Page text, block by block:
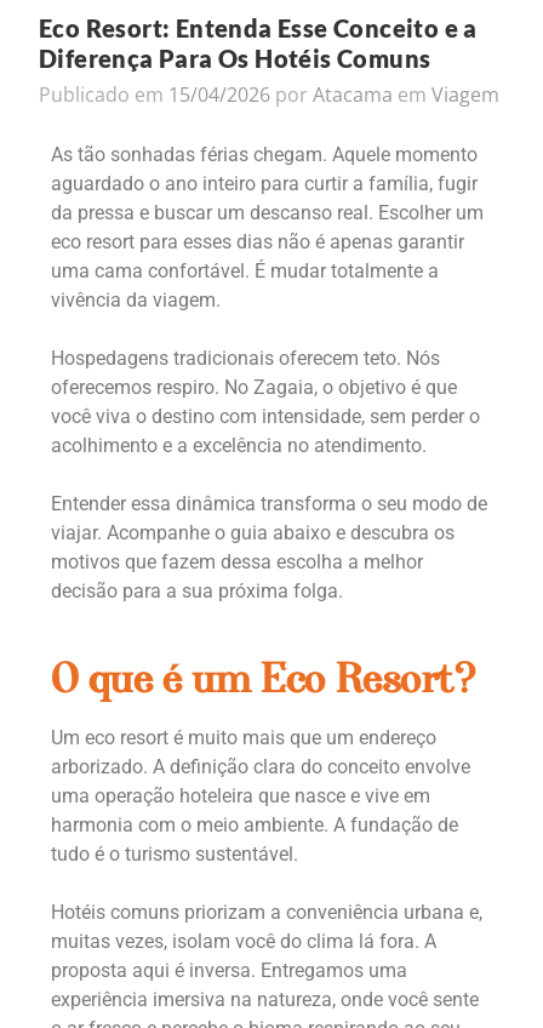
Eco Resort: Entenda Esse Conceito e a
Diferença Para Os Hotéis Comuns
Publicado em 15/04/2026 por Atacama em Viagem
As tão sonhadas férias chegam. Aquele momento
aguardado o ano inteiro para curtir a família, fugir
da pressa e buscar um descanso real. Escolher um
eco resort para esses dias não é apenas garantir
uma cama confortável. É mudar totalmente a
vivência da viagem.
Hospedagens tradicionais oferecem teto. Nós
oferecemos respiro. No Zagaia, o objetivo é que
você viva o destino com intensidade, sem perder o
acolhimento e a excelência no atendimento.
Entender essa dinâmica transforma o seu modo de
viajar. Acompanhe o guia abaixo e descubra os
motivos que fazem dessa escolha a melhor
decisão para a sua próxima folga.
O que é um Eco Resort?
Um eco resort é muito mais que um endereço
arborizado. A definição clara do conceito envolve
uma operação hoteleira que nasce e vive em
harmonia com o meio ambiente. A fundação de
tudo é o turismo sustentável.
Hotéis comuns priorizam a conveniência urbana e,
muitas vezes, isolam você do clima lá fora. A
proposta aqui é inversa. Entregamos uma
experiência imersiva na natureza, onde você sente